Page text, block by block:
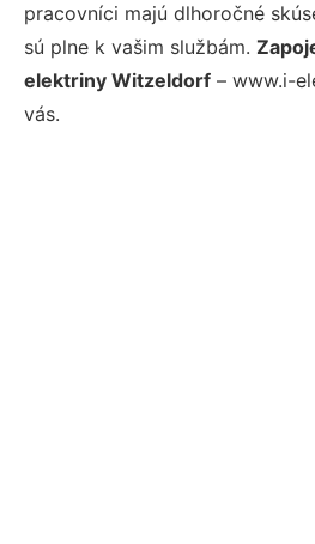
pracovníci majú dlhoročné
sú plne k vašim službám.
elektriny Witzeldorf – www.i-
vás.